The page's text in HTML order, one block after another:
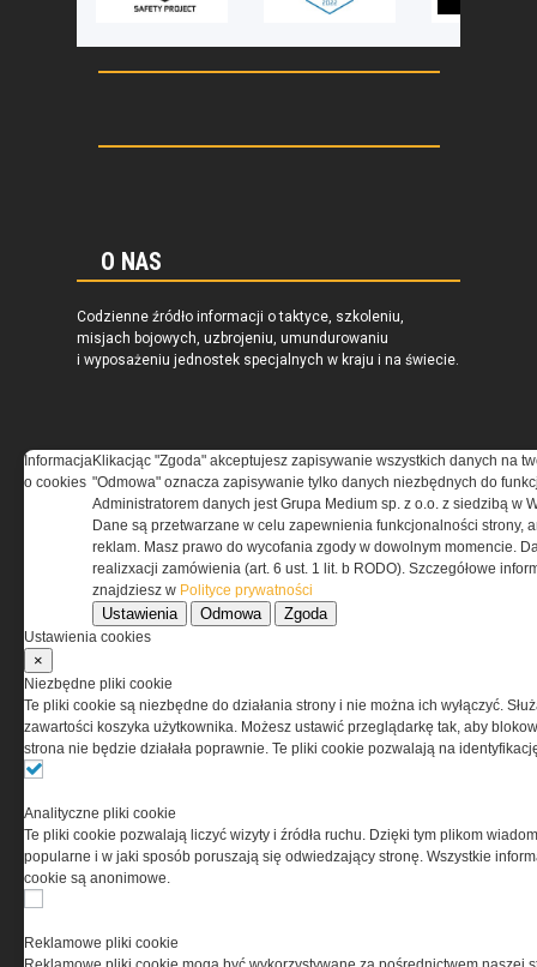
O NAS
Codzienne źródło informacji o taktyce, szkoleniu,
misjach bojowych, uzbrojeniu, umundurowaniu
i wyposażeniu jednostek specjalnych w kraju i na świecie.
REGULAMIN
Regulamin określa zasady korzystania z portalu
www.special-ops.pl
Korzystanie z portalu jest równoznaczne
z zaakceptowaniem warunków ustanowionych
odpowiedzialnością Spółka komandytowa, nr KRS:
0000537655, NIP 1132860378, REGON 146393437
(zwana dalej Grupa MEDIUM) w postaci Regulaminu.
Informacja
o cookies
Klikacjąc "Zgoda" akceptujesz zapisywanie wszystkich danych na
"Odmowa" oznacza zapisywanie tylko danych niezbędnych do
Administratorem danych jest Grupa Medium sp. z o.o. z siedzibą w
Dane są przetwarzane w celu zapewnienia funkcjonalności strony,
reklam. Masz prawo do wycofania zgody w dowolnym momencie.
realizxacji zamówienia (art. 6 ust. 1 lit. b RODO). Szczegółowe
znajdziesz w Polityce prywatności
Ustawienia Odmowa Zgoda
Ustawienia cookies
×
Niezbędne pliki cookie
Te pliki cookie są niezbędne do działania strony i nie można ich wyłączyć.
zawartości koszyka użytkownika. Możesz ustawić przeglądarkę tak, aby
strona nie będzie działała poprawnie. Te pliki cookie pozwalają na
Analityczne pliki cookie
Te pliki cookie pozwalają liczyć wizyty i źródła ruchu. Dzięki tym plikom
popularne i w jaki sposób poruszają się odwiedzający stronę. Wszystkie
cookie są anonimowe.
Reklamowe pliki cookie